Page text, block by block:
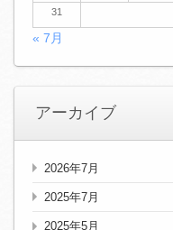
31
« 7月
アーカイブ
2026年7月
2025年7月
2025年5月